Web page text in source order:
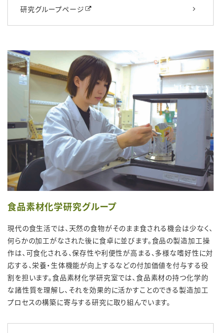
研究グループページ
食品素材化学研究グループ
現代の食生活では、天然の食物がそのまま食される機会は少なく、
何らかの加工がなされた後に食卓に並びます。食品の製造加工操
作は、可食化される、保存性や利便性が高まる、多様な嗜好性に対
応する、栄養・生体機能が向上するなどの付加価値を付与する役
割を担います。食品素材化学研究室では、食品素材の持つ化学的
な諸性質を理解し、それを効果的に活かすことのできる製造加工
プロセスの構築に寄与する研究に取り組んでいます。